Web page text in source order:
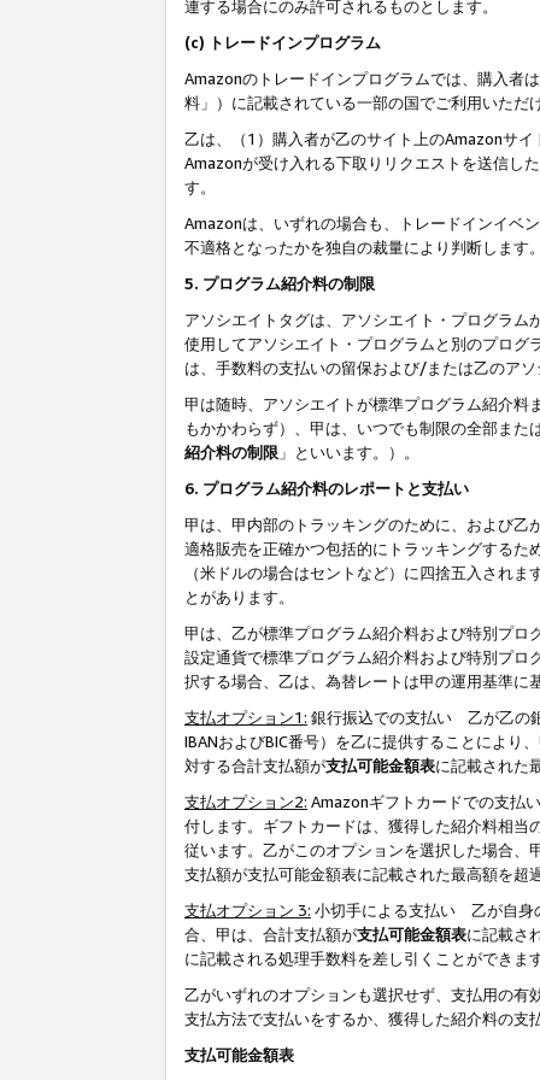
連する場合にのみ許可されるものとします。
(c) トレードインプログラム
Amazonのトレードインプログラムでは、購入者
料」）に記載されている一部の国でご利用いただ
乙は、（1）購入者が乙のサイト上のAmazonサ
Amazonが受け入れる下取りリクエストを送信し
す。
Amazonは、いずれの場合も、トレードインイベ
不適格となったかを独自の裁量により判断します
5. プログラム紹介料の制限
アソシエイトタグは、アソシエイト・プログラ
使用してアソシエイト・プログラムと別のプロ
は、手数料の支払いの留保および/または乙のア
甲は随時、アソシエイトが標準プログラム紹介
もかかわらず）、甲は、いつでも制限の全部ま
紹介料の制限 」といいます。）。
6. プログラム紹介料のレポートと支払い
甲は、甲内部のトラッキングのために、および
適格販売を正確かつ包括的にトラッキングする
（米ドルの場合はセントなど）に四捨五入され
とがあります。
甲は、乙が標準プログラム紹介料および特別プ
設定通貨で標準プログラム紹介料および特別プ
択する場合、乙は、為替レートは甲の運用基準
支払オプション1: 銀行振込での支払い 乙が乙の
IBANおよびBIC番号）を乙に提供することにより
対する合計支払額が支払可能金額表に記載された
支払オプション2: Amazonギフトカードでの支払
付します。ギフトカードは、獲得した紹介料相
従います。乙がこのオプションを選択した場合、
支払額が支払可能金額表に記載された最高額を
支払オプション 3: 小切手による支払い 乙が自身
合、甲は、合計支払額が支払可能金額表に記載さ
に記載される処理手数料を差し引くことができま
乙がいずれのオプションも選択せず、支払用の
支払方法で支払いをするか、獲得した紹介料の支
支払可能金額表